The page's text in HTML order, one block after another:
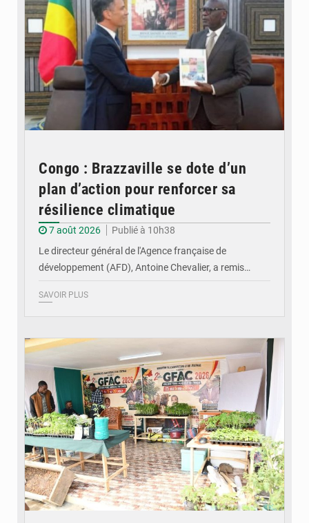
Congo : Brazzaville se dote d’un
plan d’action pour renforcer sa
résilience climatique
7 août 2026
Publié à 10h38
Le directeur général de l'Agence française de
développement (AFD), Antoine Chevalier, a remis…
SAVOIR PLUS